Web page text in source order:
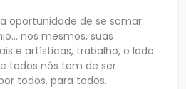
oportunidade de se somar
nos mesmos, suas
e artísticas, trabalho, o lado
todos nós tem de ser
todos, para todos.